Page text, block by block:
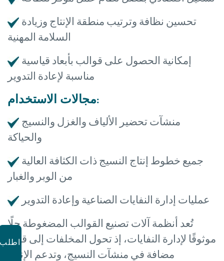
تحسين نظافة وترتيب منطقة الإنتاج وزيادة
السلامة المهنية
إمكانية الحصول على قوالب بأبعاد قياسية
مناسبة لإعادة التدوير
مجالات الاستخدام:
منشآت تحضير الألياف والغزل والنسيج
والحياكة
جميع خطوط إنتاج النسيج ذات الكثافة العالية
من الوبر والغبار
عمليات إدارة النفايات الصناعية وإعادة التدوير
تُعد أنظمة آلات تصنيع القوالب المضغوطة حلًا
موثوقًا لإدارة النفايات، إذ تحول المخلفات إلى قيمة
مضافة في منشآت النسيج، وتدعم الإنتاج
اطلب